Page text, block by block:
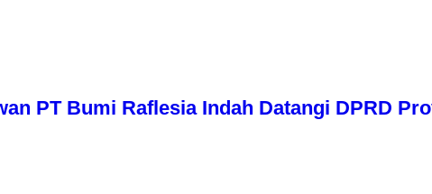
PT Bumi Raflesia Indah Datangi DPRD